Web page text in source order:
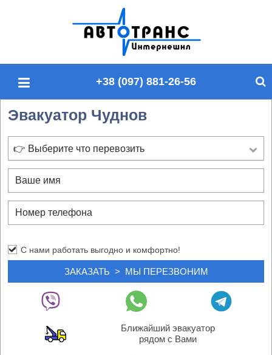
п
й
у
+38 (097) 881-26-56
Эвакуатор Чуднов
👉 Выберите что перевозить
С нами работать выгодно и комфортно!
Ближайший эвакуатор
рядом с Вами